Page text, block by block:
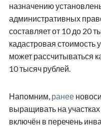
назначению
административных
составляет от 10 до 20
кадастровая стоимость
может рассчитываться
10 тысяч рублей.
Напомним, ранее
выращивать на
включён в перечень